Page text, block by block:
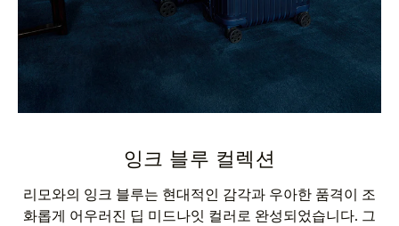
잉크 블루 컬렉션
리모와의 잉크 블루는 현대적인 감각과 우아한 품격이 조
화롭게 어우러진 딥 미드나잇 컬러로 완성되었습니다. 그